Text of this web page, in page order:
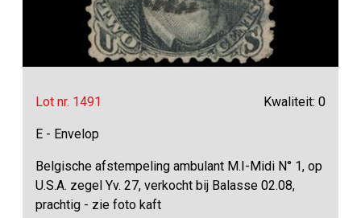
Lot nr. 1491 Kwaliteit: 0
E - Envelop
Belgische afstempeling ambulant M.I-Midi N° 1, op
U.S.A. zegel Yv. 27, verkocht bij Balasse 02.08,
prachtig - zie foto kaft